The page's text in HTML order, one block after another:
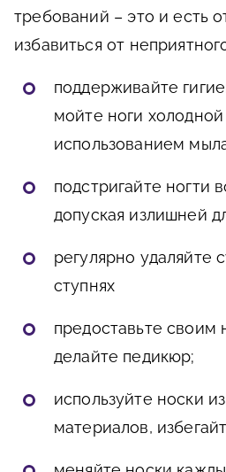
требований – это и есть
избавиться от
поддерживайте
мойте ноги
использованием
подстригайте ногти
допуская излишней
регулярно удаляйте
ступнях
предоставьте своим
делайте педикюр;
используйте носки
материалов,